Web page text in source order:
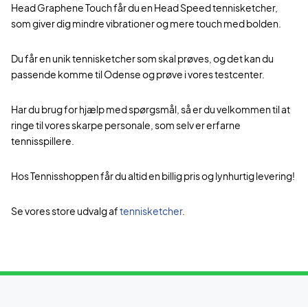
Head Graphene Touch får du en Head Speed tennisketcher,
som giver dig mindre vibrationer og mere touch med bolden.
Du får en unik tennisketcher som skal prøves, og det kan du
passende komme til Odense og prøve i vores testcenter.
Har du brug for hjælp med spørgsmål, så er du velkommen til at
ringe til vores skarpe personale, som selv er erfarne
tennisspillere.
Hos Tennisshoppen får du altid en billig pris og lynhurtig levering!
Se vores store udvalg aftennisketcher.